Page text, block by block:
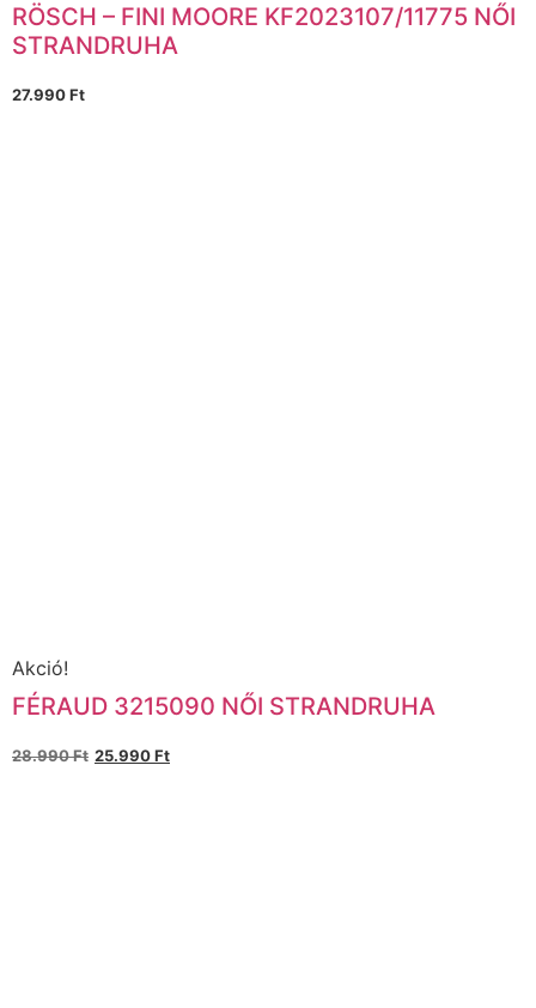
RÖSCH – FINI MOORE KF2023107/11775 NŐI
STRANDRUHA
27.990Ft
Akció!
FÉRAUD 3215090 NŐI STRANDRUHA
28.990Ft 25.990Ft